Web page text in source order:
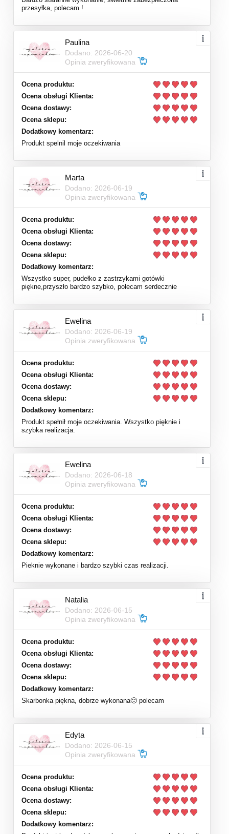
przesyłka, polecam !
Paulina
Dodano: 2026-06-20
Opinia zweryfikowana
Ocena produktu:
Ocena obsługi Klienta:
Ocena dostawy:
Ocena sklepu:
Dodatkowy komentarz:
Produkt spelnil moje oczekiwania
Marta
Dodano: 2026-06-19
Opinia zweryfikowana
Ocena produktu:
Ocena obsługi Klienta:
Ocena dostawy:
Ocena sklepu:
Dodatkowy komentarz:
Wszystko super, pudełko z zastrzykami gotówki
piękne,przyszło bardzo szybko, polecam serdecznie
Ewelina
Dodano: 2026-06-19
Opinia zweryfikowana
Ocena produktu:
Ocena obsługi Klienta:
Ocena dostawy:
Ocena sklepu:
Dodatkowy komentarz:
Produkt spełnił moje oczekiwania. Wszystko pięknie i
szybka realizacja.
Ewelina
Dodano: 2026-06-18
Opinia zweryfikowana
Ocena produktu:
Ocena obsługi Klienta:
Ocena dostawy:
Ocena sklepu:
Dodatkowy komentarz:
Pieknie wykonane i bardzo szybki czas realizacji.
Natalia
Dodano: 2026-06-15
Opinia zweryfikowana
Ocena produktu:
Ocena obsługi Klienta:
Ocena dostawy:
Ocena sklepu:
Dodatkowy komentarz:
Skarbonka piękna, dobrze wykonana🙂 polecam
Edyta
Dodano: 2026-06-15
Opinia zweryfikowana
Ocena produktu:
Ocena obsługi Klienta:
Ocena dostawy:
Ocena sklepu:
Dodatkowy komentarz: